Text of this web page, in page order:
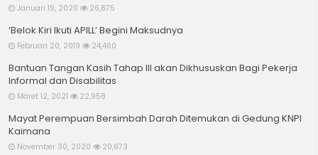
Januari 19, 2020 26,875
‘Belok Kiri Ikuti APILL’ Begini Maksudnya
Februari 20, 2019 24,460
Bantuan Tangan Kasih Tahap III akan Dikhususkan Bagi Pekerja
Informal dan Disabilitas
Maret 12, 2021 22,958
Mayat Perempuan Bersimbah Darah Ditemukan di Gedung KNPI
Kaimana
November 30, 2020 20,673